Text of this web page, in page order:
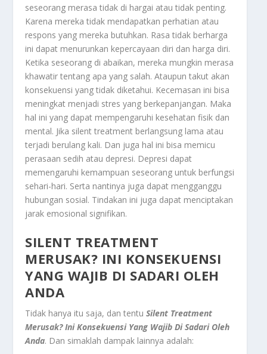
seseorang merasa tidak di hargai atau tidak penting.
Karena mereka tidak mendapatkan perhatian atau
respons yang mereka butuhkan. Rasa tidak berharga
ini dapat menurunkan kepercayaan diri dan harga diri.
Ketika seseorang di abaikan, mereka mungkin merasa
khawatir tentang apa yang salah. Ataupun takut akan
konsekuensi yang tidak diketahui. Kecemasan ini bisa
meningkat menjadi stres yang berkepanjangan. Maka
hal ini yang dapat mempengaruhi kesehatan fisik dan
mental. Jika silent treatment berlangsung lama atau
terjadi berulang kali. Dan juga hal ini bisa memicu
perasaan sedih atau depresi. Depresi dapat
memengaruhi kemampuan seseorang untuk berfungsi
sehari-hari. Serta nantinya juga dapat mengganggu
hubungan sosial. Tindakan ini juga dapat menciptakan
jarak emosional signifikan.
SILENT TREATMENT
MERUSAK? INI KONSEKUENSI
YANG WAJIB DI SADARI OLEH
ANDA
Tidak hanya itu saja, dan tentuSilent Treatment
Merusak? Ini Konsekuensi Yang Wajib Di Sadari Oleh
Anda. Dan simaklah dampak lainnya adalah: